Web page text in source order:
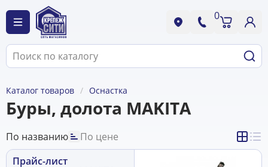
0
Каталог товаров Оснастка
Буры, долота MAKITA
По названию
По цене
Прайс-лист